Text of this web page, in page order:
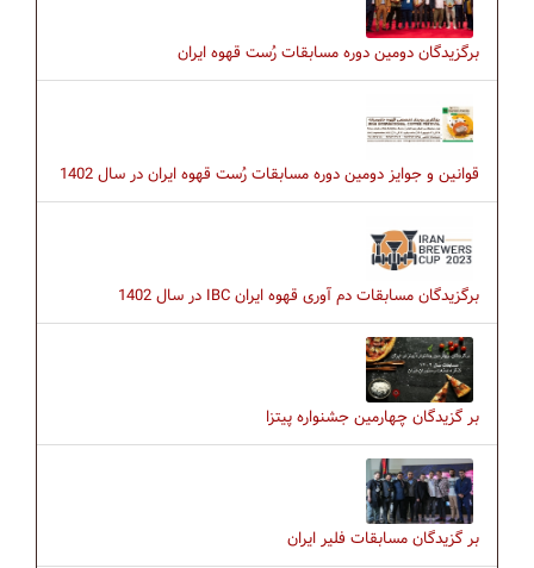
برگزیدگان دومین دوره مسابقات رُست قهوه ایران
قوانین و جوایز دومین دوره مسابقات رُست قهوه ایران در سال 1402
برگزیدگان مسابقات دم آوری قهوه ایران IBC در سال 1402
بر گزیدگان چهارمین جشنواره پیتزا
بر گزیدگان مسابقات فلیر ایران